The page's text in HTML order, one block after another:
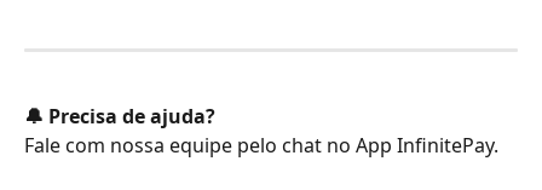
🔔 Precisa de ajuda?
Fale com nossa equipe pelo chat no App InfinitePay.